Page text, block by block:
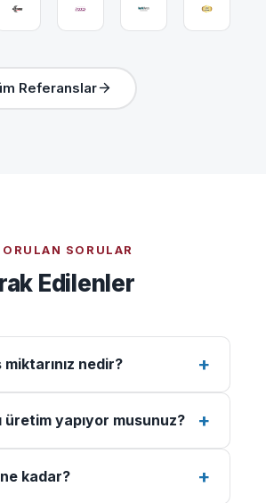
Referanslar
SORULAR
Edilenler
nedir?
üretim yapıyor musunuz?
kadar?